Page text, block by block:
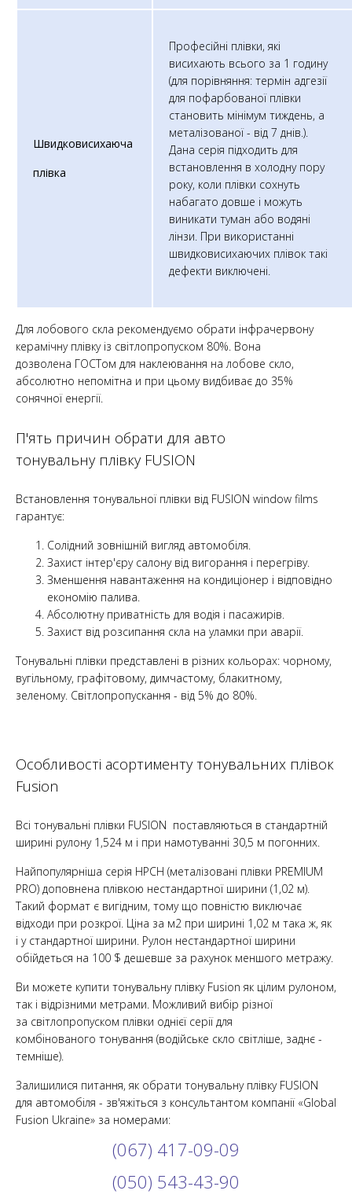
Швидковисихаюча
плівка
Професійні плівки, які
висихають всього за 1 годину
(для порівняння: термін адгезії
для пофарбованої плівки
становить мінімум тиждень, а
металізованої - від 7 днів.).
Дана серія підходить для
встановлення в холодну пору
року, коли плівки сохнуть
набагато довше і можуть
виникати туман або водяні
лінзи. При використанні
швидковисихаючих плівок такі
дефекти виключені.​
Для лобового скла рекомендуємо обрати інфрачервону
керамічну плівку із світлопропуском 80%. Вона
дозволена ГОСТом для наклеювання на лобове скло,
абсолютно непомітна и при цьому видбиває до 35%
сонячної енергії.
П'ять причин обрати для авто
тонувальну плівку FUSION
Встановлення тонувальної плівки від FUSION window films
гарантує:
Солідний зовнішній вигляд автомобіля.
Захист інтер'єру салону від вигорання і перегріву.
Зменшення навантаження на кондиціонер і відповідно
економію палива.
Абсолютну приватність для водія і пасажирів.
Захист від розсипання скла на уламки при аварії.
Тонувальні плівки представлені в різних кольорах: чорному,
вугільному, графітовому, димчастому, блакитному,
зеленому. Світлопропускання - від 5% до 80%.
Особливості асортименту тонувальних плівок
Fusion
Всі тонувальні плівки FUSION поставляються в стандартній
ширині рулону 1,524 м і при намотуванні 30,5 м погонних.
Найпопулярніша серія НРСН (металізовані плівки PREMIUM
PRO) доповнена плівкою нестандартної ширини (1,02 м).
Такий формат є вигідним, тому що повністю виключає
відходи при розкрої. Ціна за м2 при ширині 1,02 м така ж, як
і у стандартної ширини. Рулон нестандартної ширини
обійдеться на 100 $ дешевше за рахунок меншого метражу.
Ви можете купити тонувальну плівку Fusion як цілим рулоном,
так і відрізними метрами. Можливий вибір різної
за світлопропуском плівки однієї серії для
комбінованого тонування (водійське скло світліше, заднє -
темніше).
Залишилися питання, як обрати тонувальну плівку FUSION
для автомобіля - зв'яжіться з консультантом компанії «Global
Fusion Ukraine» за номерами:
(067) 417-09-09
(050) 543-43-90